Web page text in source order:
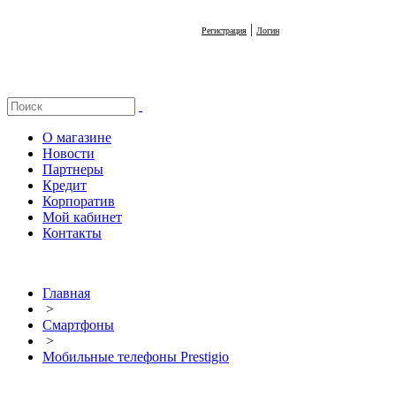
Регистрация | Логин
О магазине
Новости
Партнеры
Кредит
Корпоратив
Мой кабинет
Контакты
Главная
>
Смартфоны
>
Мобильные телефоны Prestigio